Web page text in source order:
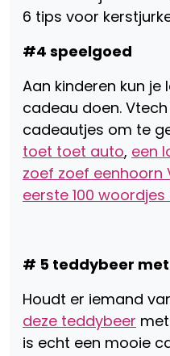
6 tips voor
#4 speelgoed
Aan kinderen kun je
cadeau doen.
cadeautjes om te
toet toet auto, een
zoef zoef eenhoorn
eerste 100
# 5 teddybeer
Houdt er iemand
deze teddybeer
is echt een mooie